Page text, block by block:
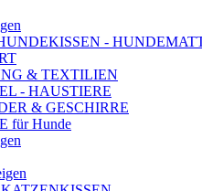
-
& TEXTILIEN
- HAUSTIERE
& GESCHIRRE
für Hunde